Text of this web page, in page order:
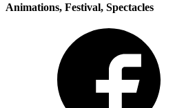
Animations, Festival, Spectacles